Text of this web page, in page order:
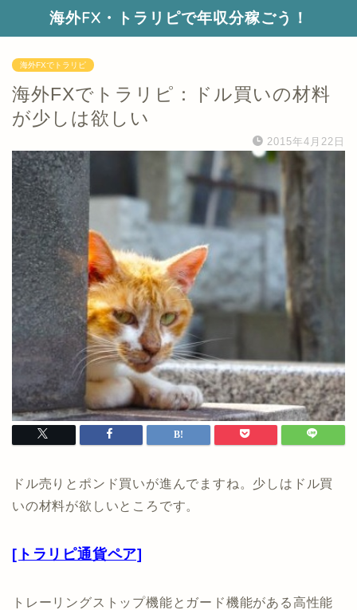
海外FX・トラリピで年収分稼ごう！
海外FXでトラリピ
海外FXでトラリピ：ドル買いの材料
が少しは欲しい
2015年4月22日
ドル売りとポンド買いが進んでますね。少しはドル買
いの材料が欲しいところです。
[トラリピ通貨ペア]
トレーリングストップ機能とガード機能がある高性能